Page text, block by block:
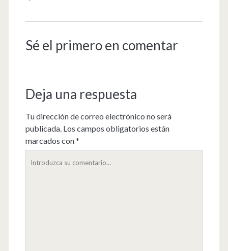
Sé el primero en comentar
Deja una respuesta
Tu dirección de correo electrónico no será
publicada. Los campos obligatorios están
marcados con*